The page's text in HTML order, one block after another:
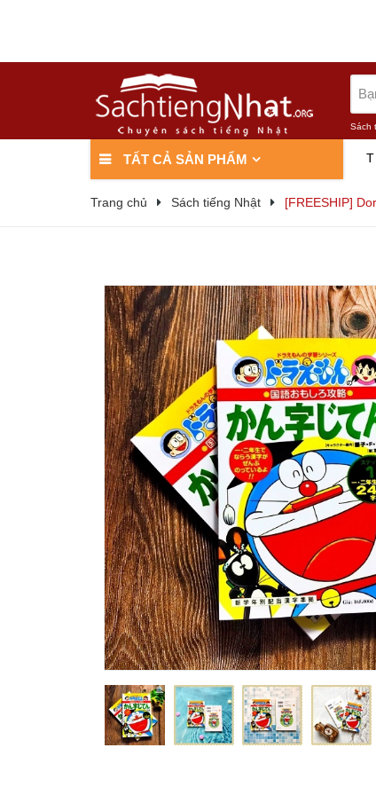
Sách
TẤT CẢ SẢN PHẨM
Trang chủ Sách tiếng Nhật [FREESHIP]